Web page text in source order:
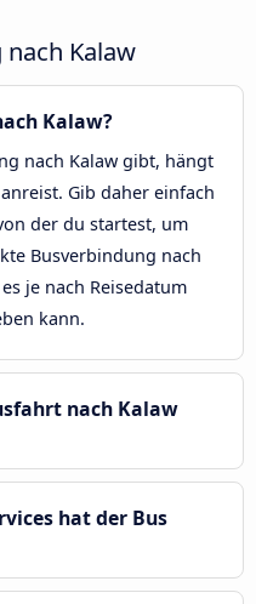
Kalaw
Kalaw?
nach Kalaw gibt, hängt
Gib daher einfach
der du startest, um
Busverbindung nach
je nach Reisedatum
kann.
nach Kalaw
hat der Bus